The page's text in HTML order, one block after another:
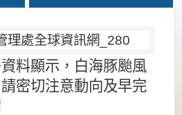
料顯示，白海豚颱風
密切注意動向及早完